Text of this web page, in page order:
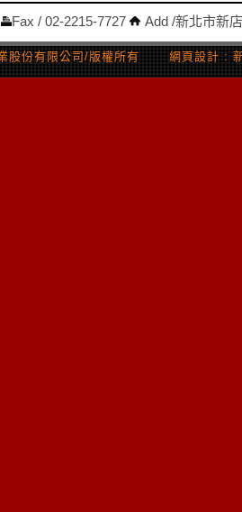
Fax / 02-2215-7727 Add /新北市新
業股份有限公司/版權所有 網頁設計 :